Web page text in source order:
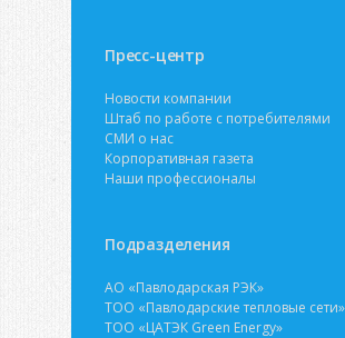
Пресс-центр
Новости компании
Штаб по работе с потребителями
СМИ о нас
Корпоративная газета
Наши профессионалы
Подразделения
АО «Павлодарская РЭК»
ТОО «Павлодарские тепловые сети»
ТОО «ЦАТЭК Green Energy»